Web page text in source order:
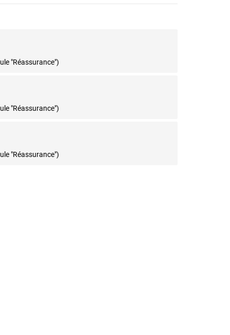
"Réassurance")
"Réassurance")
"Réassurance")